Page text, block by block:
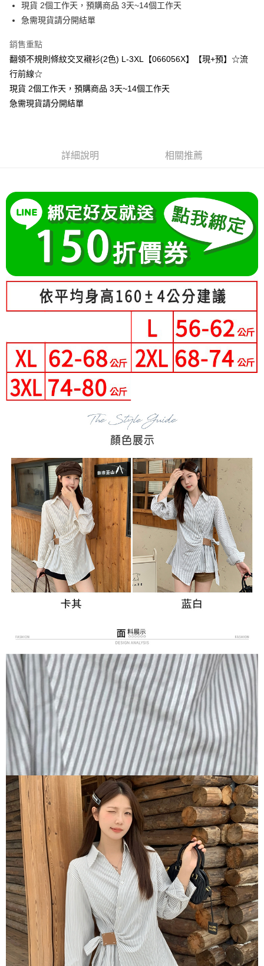
悠遊付
Google Pay
全支付
大哥付你分期
2.付款方式選擇「大哥付你分期」，訂單成立後會自動跳轉到大哥付的交易
4.訂單成立30分鐘內，如未前往確認交易或遇審核未通過，訂單將自動取
消。如遇「轉專審核」未通過狀況，表示未達大哥付你分期系統評分，恕無
法說明評估內容。
【繳款方式說明】
1.分期款項不併入電信帳單，「大哥付你分期」於每月結算日後寄送繳費提
2.透過簡訊連結打開帳單後，可選擇「超商條碼／台灣大直營門市／銀行轉
帳／街口支付／iPASS MONEY」等通路繳費。
【注意事項】
1.本服務係由「台灣大哥大股份有限公司」（以下簡稱本公司）所提供，讓
用戶於交易時，得透過本服務購買商品或服務，並由商店將買賣／分期付款
買賣價金債權讓與本公司後，依約使用本公司帳單繳交帳款。
2.基於同意付款使用「大哥付你分期」之契約關係目的，商店將以您的個人
資料（包含姓名、電話或地址）提供予台灣大哥大進項蒐集、處理及利用，
由本公司與您本人進行分期帳單所需資料之確認、核對及更正。
3.完整用戶服務條款，請詳閱以下連結：https://oppay.tw/userRule
１．簡單：不需註冊會員、不需綁卡、不需儲值。
２．便利：只要手機號碼，簡訊認證，即可結帳。
３．安心：先確認商品／服務後，再付款。
【「AFTEE先享後付」結帳流程】
１．於結帳方式選擇「AFTEE先享後付」後，將跳轉至「AFTEE先享後付」
結帳頁面，進行簡訊認證並確認金額後，即可完成結帳。
２．訂單成立數日內，您將收到繳費通知簡訊。
ATM／網路銀行／等多元方式進行付款，方視為交易完成。
※ 請注意：結帳手續完成當下不需立刻繳費，但若您需要取消訂單，請聯絡
※ 交易是否成功請以「AFTEE先享後付 」之結帳頁面顯示為準，若有關於
是否繳費成功／繳費後需取消欲退款等相關疑問，請聯繫「AFTEE先享後付
客戶支援中心」
https://netprotections.freshdesk.com/support/home
【注意事項】
１．透過由恩沛科技股份有限公司提供之「AFTEE先享後付」服務完成之交
易，需依本服務之必要範圍內提供個人資料，並將交易相關給付款項請求債
權轉讓予恩沛科技股份有限公司。
２．關於個人資料處理事宜，請瀏覽以下網址：
３．未成年的使用者請事先徵得法定代理人或監護人之同意方可使用
任。
４．使用「AFTEE先享後付」時，將依據個別帳號之用戶狀況，依本公司即
時審查核予不同之上限額度；若仍有額度不足之情形，本公司將視審查結果
請求用戶進行身份認證。
５．嚴禁一人註冊多個帳號或使用他人資訊註冊。若發現惡意使用之情形，
恩沛科技股份有限公司將有權停止該用戶之使用額度並採取法律行動。
相關說明
「Hami Point」為中華電信所提供之點數服務，可於會員專區綁定中華電信
會員帳號後，即可在購物車使用 Hami Point 折抵消費金額 (1點等於1元)。
ATM付款
運送方式
全家付款取貨
每筆NT$80，滿NT$699(含以上)免運費
付款後全家取貨
每筆NT$80，滿NT$699(含以上)免運費
7-11付款取貨
每筆NT$80，滿NT$699(含以上)免運費
每筆NT$80，滿NT$699(含以上)免運費
每筆NT$70，滿NT$699(含以上)免運費
離島-郵局寄送
每筆NT$90，滿NT$699(含以上)免運費
國家/地區配送 查看運費
現貨 2個工作天，預購商品 3天~14個工作天
急需現貨請分開結單
銷售重點
翻領不規則條紋交叉襯衫(2色) L-3XL【066056X】【現+預】☆流
行前線☆
現貨 2個工作天，預購商品 3天~14個工作天
急需現貨請分開結單
詳細說明 相關推薦